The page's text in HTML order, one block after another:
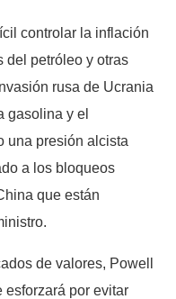
controlar la inflación
del petróleo y otras
rusa de Ucrania
gasolina y el
una presión alcista
a los bloqueos
que están
de valores, Powell
esforzará por evitar